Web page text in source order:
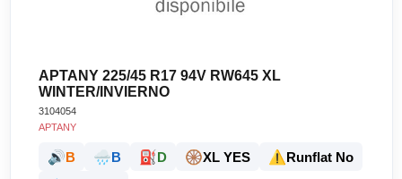
APTANY 225/45 R17 94V RW645 XL
WINTER/INVIERNO
3104054
APTANY
🔊B 🌧️B ⛽D 🛞XL YES ⚠️Runflat No